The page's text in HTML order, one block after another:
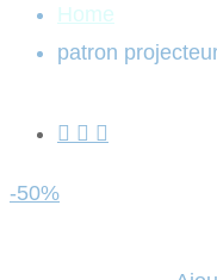
Home
patron
-50%